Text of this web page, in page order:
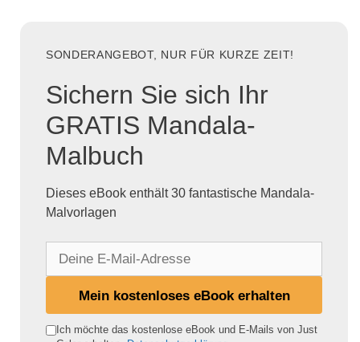
SONDERANGEBOT, NUR FÜR KURZE ZEIT!
Sichern Sie sich Ihr
GRATIS Mandala-
Malbuch
Dieses eBook enthält 30 fantastische Mandala-
Malvorlagen
e
Mein kostenloses eBook erhalten
Ich möchte das kostenlose eBook und E-Mails von Just